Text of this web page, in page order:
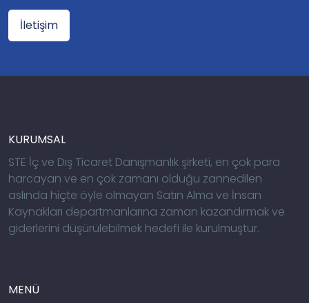
İletişim
KURUMSAL
STE İç ve Dış Ticaret Danışmanlık şirketi, en çok para
harcayan ve en çok zamanı olduğu zannedilen
aslında hiçte öyle olmayan Satın Alma ve İnsan
Kaynakları departmanlarına zaman kazandırmak ve
giderlerini düşürülebilmek hedefi ile kurulmuştur.
MENÜ